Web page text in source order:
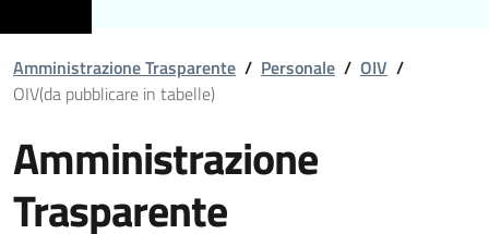
Amministrazione Trasparente / Personale / OIV /
OIV(da pubblicare in tabelle)
Amministrazione
Trasparente